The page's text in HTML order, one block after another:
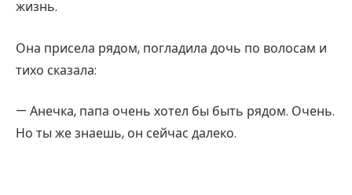
жизнь.
Она присела рядом, погладила дочь по волосам и
тихо сказала:
— Анечка, папа очень хотел бы быть рядом. Очень.
Но ты же знаешь, он сейчас далеко.